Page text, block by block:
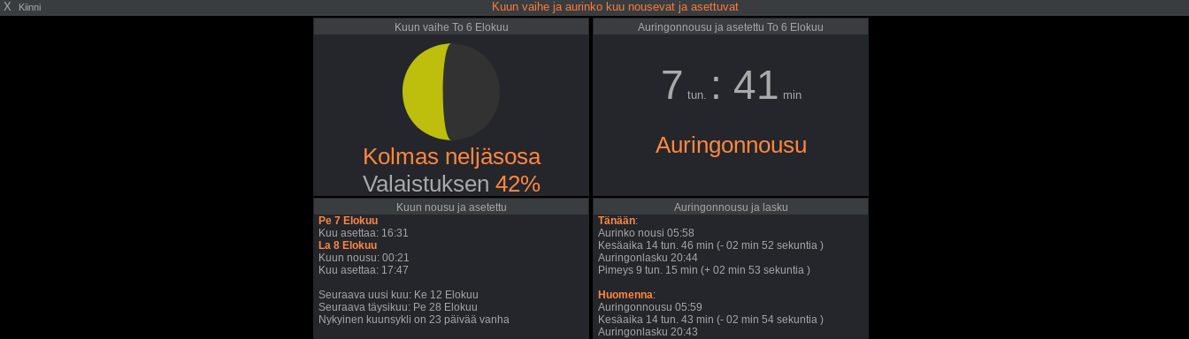
X Kiinni Kuun vaihe ja aurinko kuu nousevat ja asettuvat
Kuun vaihe To 6 Elokuu
Kolmas neljäsosa
Valaistuksen 42%
Auringonnousu ja asetettu To 6 Elokuu
7 tun. : 41 min
Auringonnousu
Kuun nousu ja asetettu
Pe 7 Elokuu
Kuu asettaa: 16:31
La 8 Elokuu
Kuun nousu: 00:21
Kuu asettaa: 17:47
Seuraava uusi kuu: Ke 12 Elokuu
Seuraava täysikuu: Pe 28 Elokuu
Nykyinen kuunsykli on 23 päivää vanha
Auringonnousu ja lasku
Tänään:
Aurinko nousi 05:58
Kesäaika 14 tun. 46 min (- 02 min 52 sekuntia )
Auringonlasku 20:44
Pimeys 9 tun. 15 min (+ 02 min 53 sekuntia )
Huomenna:
Auringonnousu 05:59
Kesäaika 14 tun. 43 min (- 02 min 54 sekuntia )
Auringonlasku 20:43